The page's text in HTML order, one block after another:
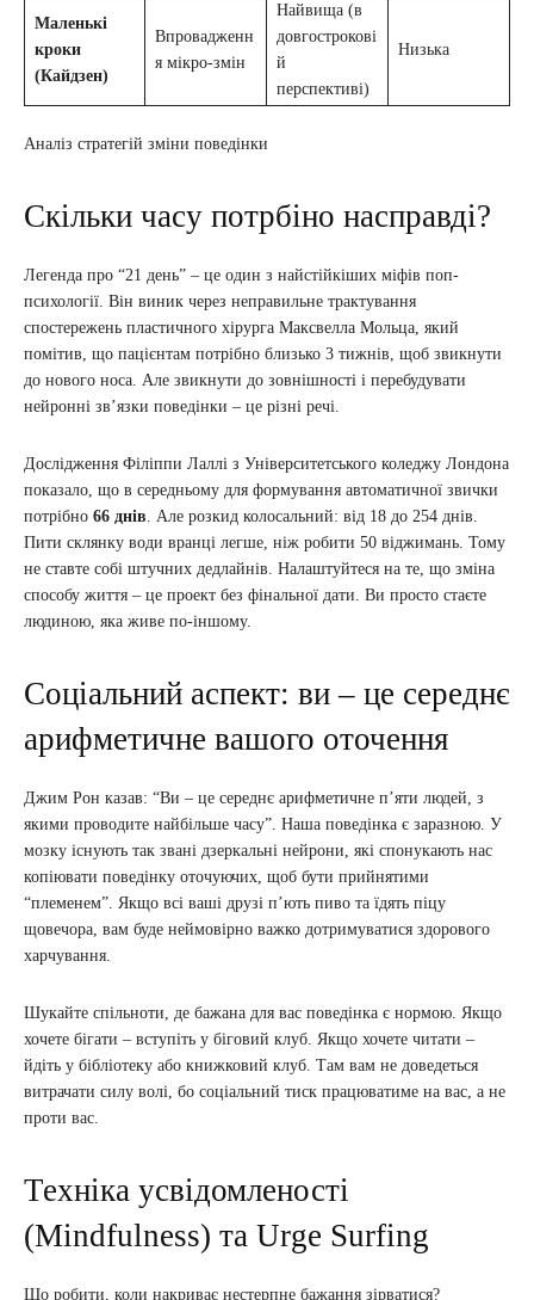
Маленькі
кроки
(Кайдзен)
Впровадженн
я мікро-змін
Найвища (в
довгострокові
й
перспективі)
Низька
Аналіз стратегій зміни поведінки
Скільки часу потрбіно насправді?
Легенда про “21 день” – це один з найстійкіших міфів поп-
психології. Він виник через неправильне трактування
спостережень пластичного хірурга Максвелла Мольца, який
помітив, що пацієнтам потрібно близько 3 тижнів, щоб звикнути
до нового носа. Але звикнути до зовнішності і перебудувати
нейронні зв’язки поведінки – це різні речі.
Дослідження Філіппи Лаллі з Університетського коледжу Лондона
показало, що в середньому для формування автоматичної звички
потрібно 66 днів. Але розкид колосальний: від 18 до 254 днів.
Пити склянку води вранці легше, ніж робити 50 віджимань. Тому
не ставте собі штучних дедлайнів. Налаштуйтеся на те, що зміна
способу життя – це проект без фінальної дати. Ви просто стаєте
людиною, яка живе по-іншому.
Соціальний аспект: ви – це середнє
арифметичне вашого оточення
Джим Рон казав: “Ви – це середнє арифметичне п’яти людей, з
якими проводите найбільше часу”. Наша поведінка є заразною. У
мозку існують так звані дзеркальні нейрони, які спонукають нас
копіювати поведінку оточуючих, щоб бути прийнятими
“племенем”. Якщо всі ваші друзі п’ють пиво та їдять піцу
щовечора, вам буде неймовірно важко дотримуватися здорового
харчування.
Шукайте спільноти, де бажана для вас поведінка є нормою. Якщо
хочете бігати – вступіть у біговий клуб. Якщо хочете читати –
йдіть у бібліотеку або книжковий клуб. Там вам не доведеться
витрачати силу волі, бо соціальний тиск працюватиме на вас, а не
проти вас.
Техніка усвідомленості
(Mindfulness) та Urge Surfing
Що робити, коли накриває нестерпне бажання зірватися?